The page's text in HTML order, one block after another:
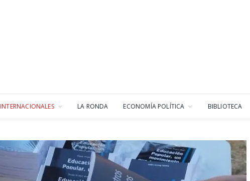
INTERNACIONALES LA RONDA ECONOMÍA POLÍTICA BIBLIOTECA